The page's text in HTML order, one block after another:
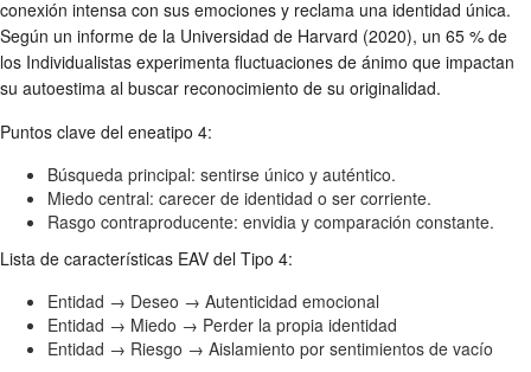
conexión intensa con sus emociones y reclama una identidad única.
Según un informe de la Universidad de Harvard (2020), un 65 % de
los Individualistas experimenta fluctuaciones de ánimo que impactan
su autoestima al buscar reconocimiento de su originalidad.
Puntos clave del eneatipo 4:
Búsqueda principal: sentirse único y auténtico.
Miedo central: carecer de identidad o ser corriente.
Rasgo contraproducente: envidia y comparación constante.
Lista de características EAV del Tipo 4:
Entidad → Deseo → Autenticidad emocional
Entidad → Miedo → Perder la propia identidad
Entidad → Riesgo → Aislamiento por sentimientos de vacío